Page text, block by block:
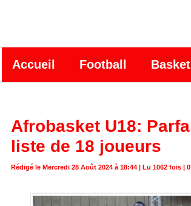
Accueil Football Basket
Afrobasket U18:
liste de 18 joueurs
Rédigé le Mercredi 28 Août 2024 à 18:44 | Lu 1062 fois | 0